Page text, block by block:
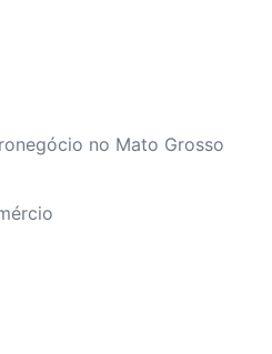
no Mato Grosso